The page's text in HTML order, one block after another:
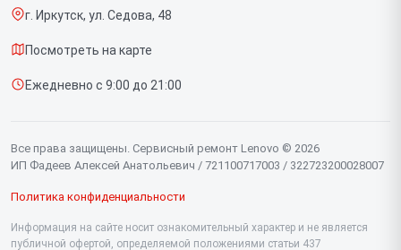
Доставка и способы оплаты
Диагностика
Контакты
г. Иркутск, ул. Седова, 48
Посмотреть на карте
Ежедневно с 9:00 до 21:00
Все права защищены. Сервисный ремонт Lenovo © 2026
ИП Фадеев Алексей Анатольевич / 721100717003 / 322723200028007
Политика конфиденциальности
Информация на сайте носит ознакомительный характер и не является
публичной офертой, определяемой положениями статьи 437